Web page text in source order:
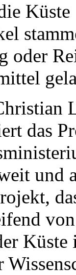
Küste
oder
das
und